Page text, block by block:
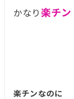
かなり楽チン
楽チンなのに